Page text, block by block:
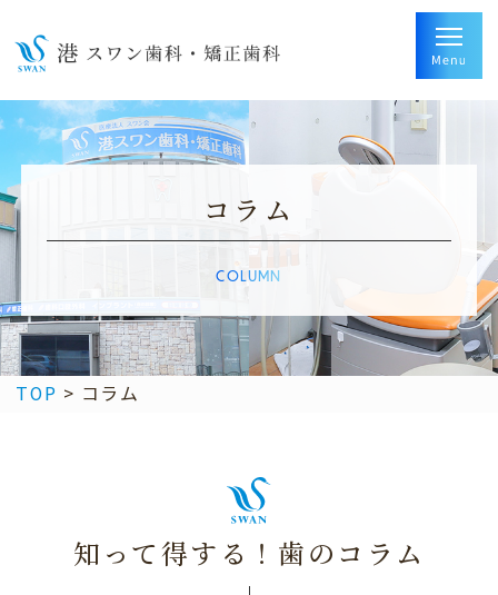
コラム
COLUMN
TOP > コラム
知って得する！歯のコラム